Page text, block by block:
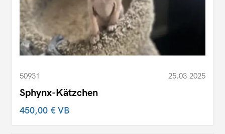
50931 25.03.2025
Sphynx-Kätzchen
450,00 €VB